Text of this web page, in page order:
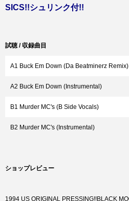
SICS!!シュリンク付!!
試聴 / 収録曲目
A1 Buck Em Down (Da Beatminerz Remix)
A2 Buck Em Down (Instrumental)
B1 Murder MC's (B Side Vocals)
B2 Murder MC's (Instrumental)
ショップレビュー
1994 US ORIGINAL PRESSING!!BLACK